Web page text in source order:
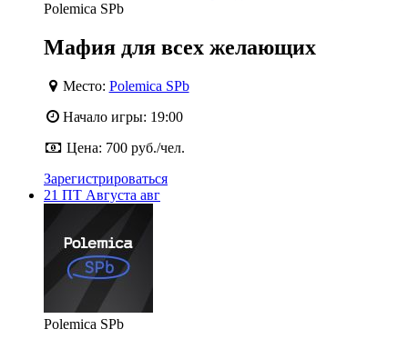
Polemica SPb
Мафия для всех желающих
Место: Polemica SPb
Начало игры: 19:00
Цена: 700 руб./чел.
Зарегистрироваться
21 ПТ Августа авг
Polemica SPb